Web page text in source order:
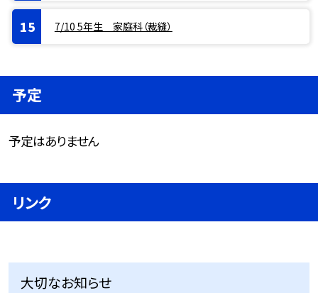
7/10 5年生 家庭科（裁縫）
予定
予定はありません
リンク
大切なお知らせ